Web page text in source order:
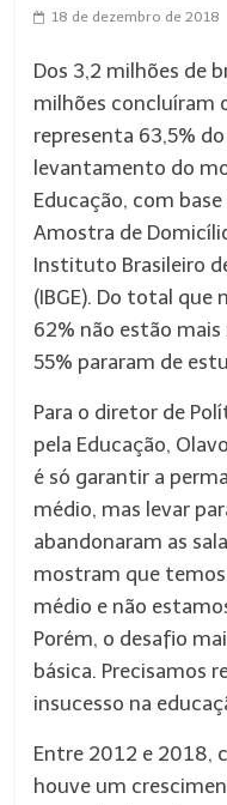
18 de dezembro de 2018
Dos 3,2 milhões de
milhões concluíram
representa 63,5%
levantamento do
Educação, com
Amostra de
Instituto Brasileiro
(IBGE). Do total que
62% não estão mais
55% pararam de
Para o diretor de
pela Educação,
é só garantir a
médio, mas levar
abandonaram as
mostram que
médio e não
Porém, o desafio
básica. Precisamos
insucesso na
Entre 2012 e 2018,
houve um